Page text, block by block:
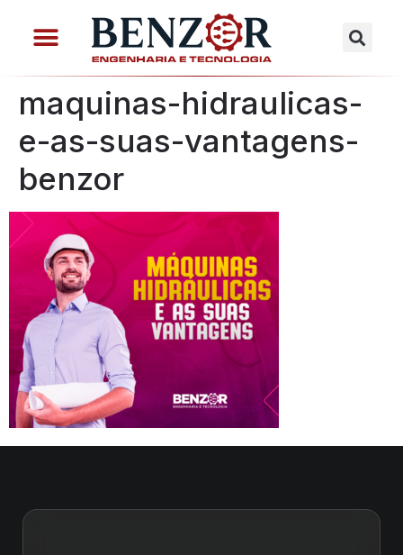
maquinas-hidraulicas-
e-as-suas-vantagens-
benzor